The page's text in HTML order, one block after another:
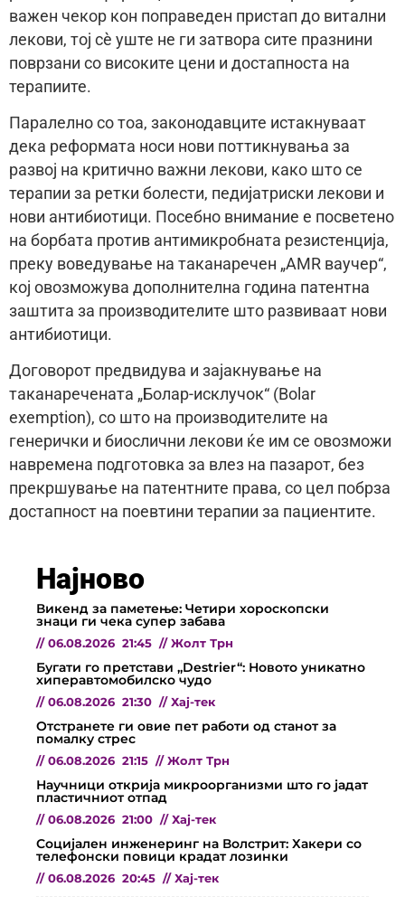
важен чекор кон поправеден пристап до витални
лекови, тој сè уште не ги затвора сите празнини
поврзани со високите цени и достапноста на
терапиите.
Паралелно со тоа, законодавците истакнуваат
дека реформата носи нови поттикнувања за
развој на критично важни лекови, како што се
терапии за ретки болести, педијатриски лекови и
нови антибиотици. Посебно внимание е посветено
на борбата против антимикробната резистенција,
преку воведување на таканаречен „AMR ваучер“,
кој овозможува дополнителна година патентна
заштита за производителите што развиваат нови
антибиотици.
Договорот предвидува и зајакнување на
таканаречената „Болар-исклучок“ (Bolar
exemption), со што на производителите на
генерички и биослични лекови ќе им се овозможи
навремена подготовка за влез на пазарот, без
прекршување на патентните права, со цел побрза
достапност на поевтини терапии за пациентите.
Најново
Викенд за паметење: Четири хороскопски
знаци ги чека супер забава
// 06.08.2026 21:45 // Жолт Трн
Бугати го претстави „Destrier“: Новото уникатно
хиперавтомобилско чудо
// 06.08.2026 21:30 // Хај-тек
Отстранете ги овие пет работи од станот за
помалку стрес
// 06.08.2026 21:15 // Жолт Трн
Научници открија микроорганизми што го јадат
пластичниот отпад
// 06.08.2026 21:00 // Хај-тек
Социјален инженеринг на Волстрит: Хакери со
телефонски повици крадат лозинки
// 06.08.2026 20:45 // Хај-тек